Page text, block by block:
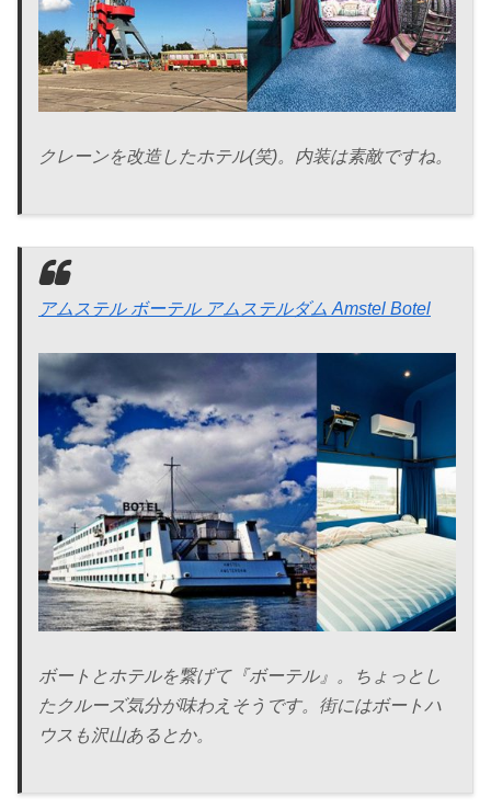
クレーンを改造したホテル(笑)。内装は素敵ですね。
アムステル ボーテル アムステルダム Amstel Botel
ボートとホテルを繋げて『ボーテル』。ちょっとし
たクルーズ気分が味わえそうです。街にはボートハ
ウスも沢山あるとか。